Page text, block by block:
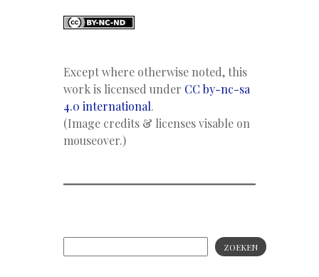
Except where otherwise noted, this
work is licensed under CC by-nc-sa
4.0 international.
(Image credits & licenses visable on
mouseover.)
ZOEKEN